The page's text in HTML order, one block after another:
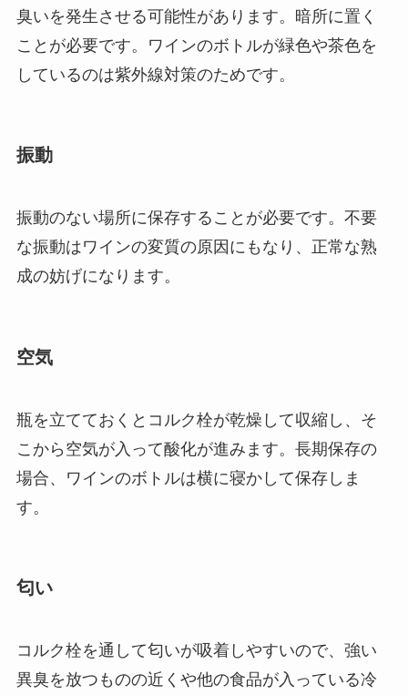
臭いを発生させる可能性があります。暗所に置く
ことが必要です。ワインのボトルが緑色や茶色を
しているのは紫外線対策のためです。
振動
振動のない場所に保存することが必要です。不要
な振動はワインの変質の原因にもなり、正常な熟
成の妨げになります。
空気
瓶を立てておくとコルク栓が乾燥して収縮し、そ
こから空気が入って酸化が進みます。長期保存の
場合、ワインのボトルは横に寝かして保存しま
す。
匂い
コルク栓を通して匂いが吸着しやすいので、強い
異臭を放つものの近くや他の食品が入っている冷